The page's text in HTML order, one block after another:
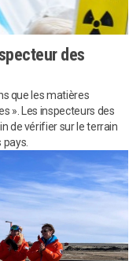
des
que les matières
». Les inspecteurs des
de vérifier sur le terrain
pays.